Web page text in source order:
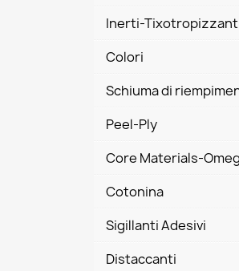
Inerti-
Colori
Schiuma di
Peel-Ply
Core Materials-
Cotonina
Sigillanti Adesivi
Distaccanti